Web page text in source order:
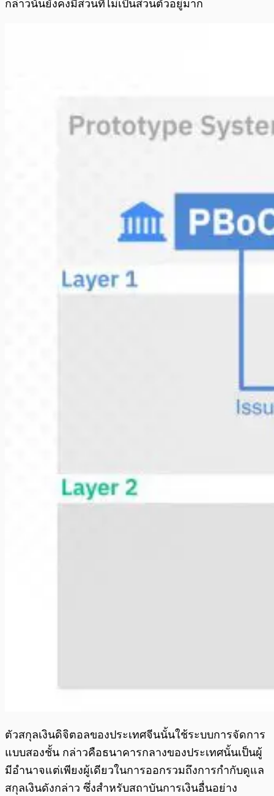
กล่าวนั้นยังคงมีส่วนที่ไม่เป็นส่วนตัวอยู่มาก
ตัวสกุลเงินดิจิตอลของประเทศจีนนั้นใช้ระบบการจัดการ
แบบสองชั้น กล่าวคือธนาคารกลางของประเทศนั้นเป็นผู้
มีอำนาจแต่เพียงผู้เดียวในการออกรวมถึงการกำกับดูแล
สกุลเงินดังกล่าว ซึ่งสำหรับสถาบันการเงินอื่นอย่าง